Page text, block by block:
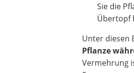
Sie die
Übertopf
Unter diesen
Pflanze
Vermehrung